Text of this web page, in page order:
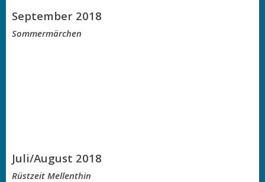
September 2018
Sommermärchen
Juli/August 2018
Rüstzeit Mellenthin